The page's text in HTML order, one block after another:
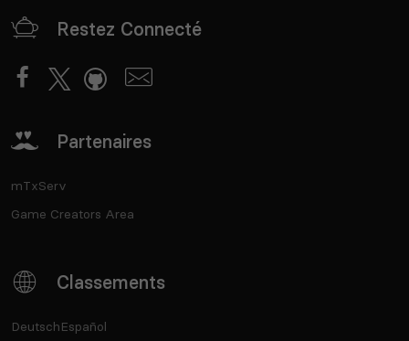
Restez Connecté
Partenaires
mTxServ
Game Creators Area
Classements
DeutschEspañol